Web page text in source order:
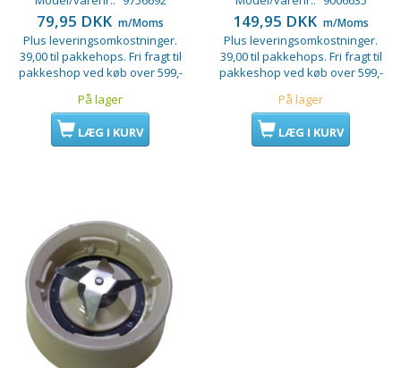
79,95 DKK m/Moms
Plus leveringsomkostninger.
39,00 til pakkehops. Fri fragt til
pakkeshop ved køb over 599,-
På lager
LÆG I KURV
149,95 DKK m/Moms
Plus leveringsomkostninger.
39,00 til pakkehops. Fri fragt til
pakkeshop ved køb over 599,-
På lager
LÆG I KURV